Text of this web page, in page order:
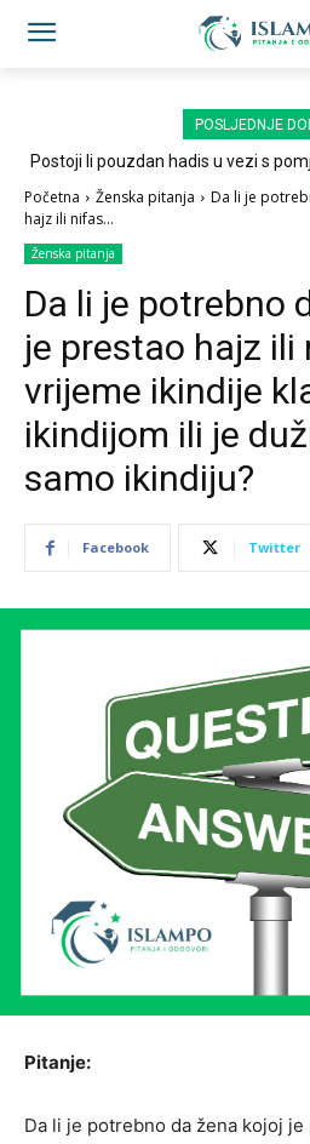
POSLJEDNJE
Postoji li pouzdan hadis u vezi s
Početna Ženska pitanja
Da li je
hajz ili nifas...
Ženska pitanja
Da li je potrebno
je prestao hajz ili
vrijeme ikindije
ikindijom ili je
samo ikindiju?
Facebook Twitter
Pitanje:
Da li je potrebno da žena kojoj